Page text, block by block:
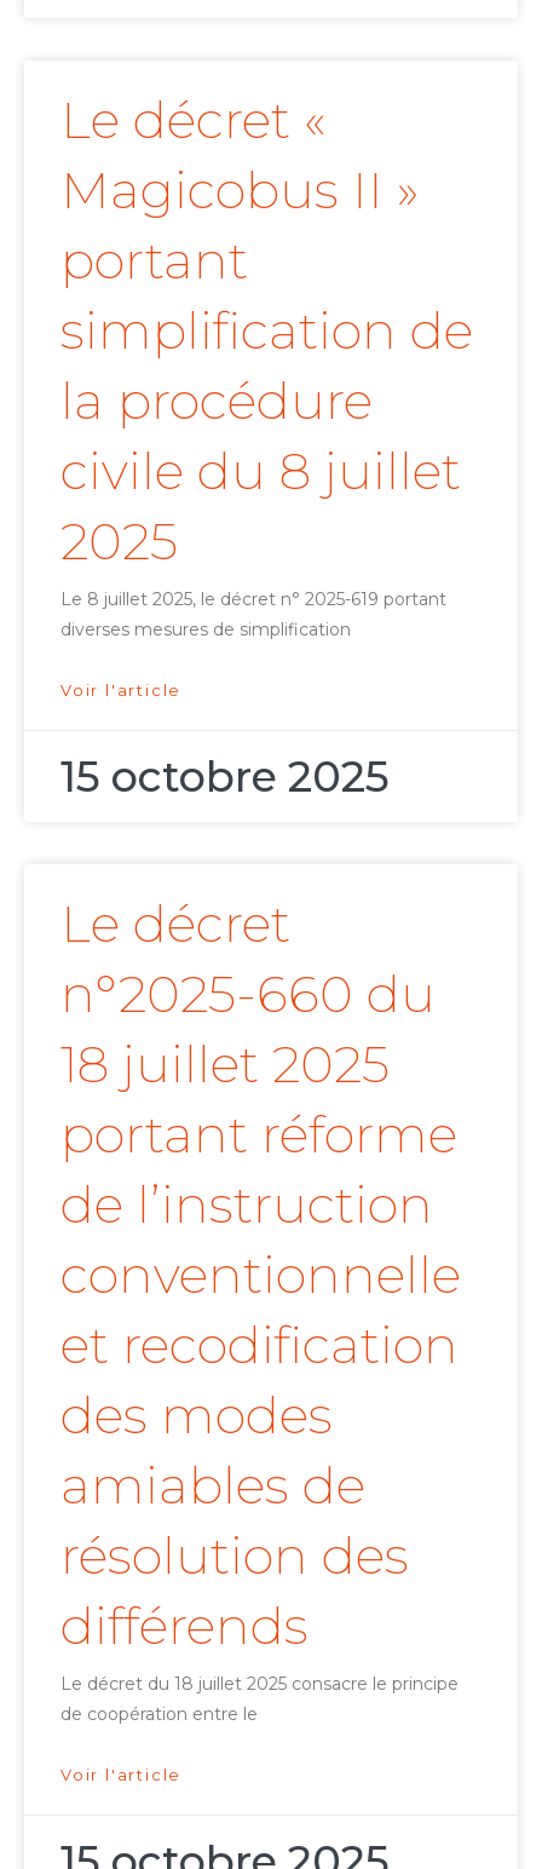
Le décret «
Magicobus II »
portant
simplification de
la procédure
civile du 8 juillet
2025
Le 8 juillet 2025, le décret n° 2025-619 portant
diverses mesures de simplification
Voir l'article
15 octobre 2025
Le décret
n°2025-660 du
18 juillet 2025
portant réforme
de l’instruction
conventionnelle
et recodification
des modes
amiables de
résolution des
différends
Le décret du 18 juillet 2025 consacre le principe
de coopération entre le
Voir l'article